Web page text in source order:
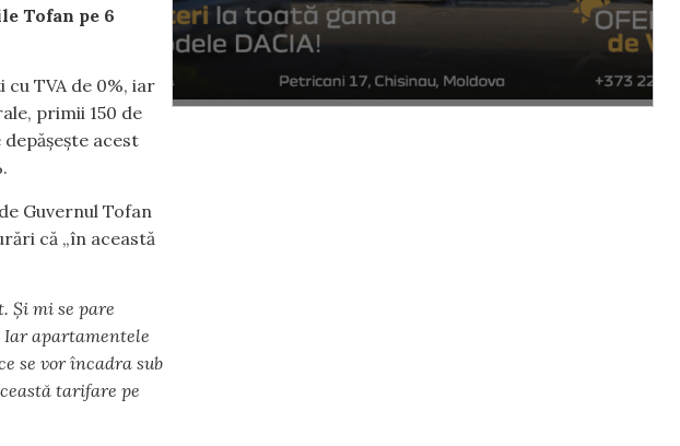
Tofan pe 6
TVA de 0%, iar
primii 150 de
acest
Guvernul Tofan
că „în această
Și mi se pare
Iar apartamentele
se vor încadra sub
tarifare pe